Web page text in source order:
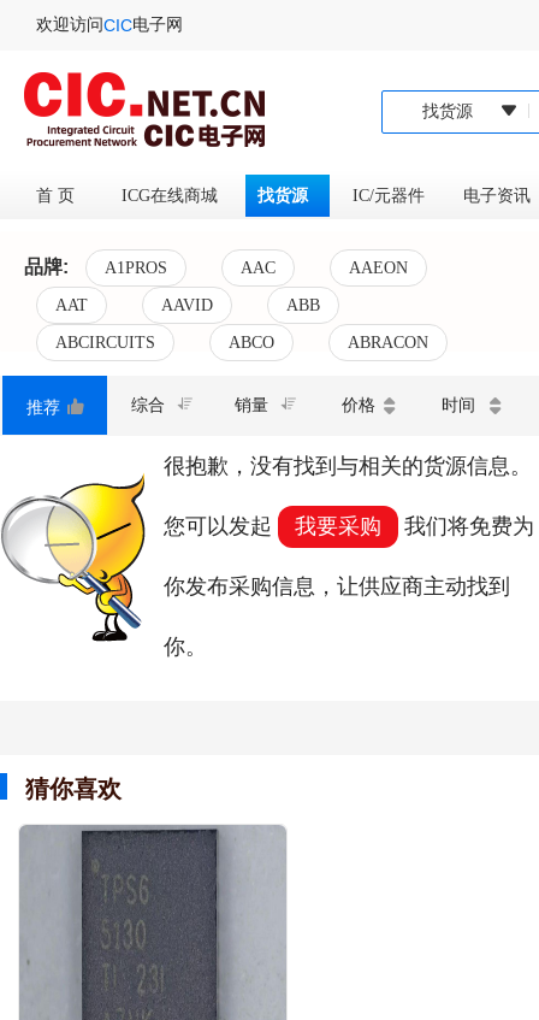
欢迎访问CIC电子网
找货源
首 页 ICG在线商城 找货源 IC/元器件 电子资
品牌: A1PROS AAC AAEON
AAT AAVID ABB
ABCIRCUITS ABCO ABRACON
推荐 综合 销量 价格 时间
很抱歉，没有找到与相关的货源信息。
您可以发起 我要采购 我们将免费为
你发布采购信息，让供应商主动找到
你。
猜你喜欢